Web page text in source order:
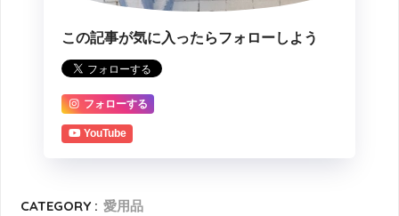
この記事が気に入ったらフォローしよう
フォローする
YouTube
CATEGORY : 愛用品